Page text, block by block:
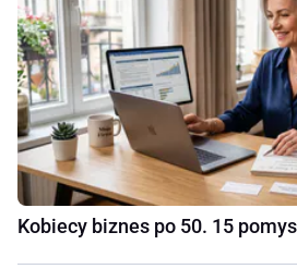
Kobiecy biznes po 50. 15